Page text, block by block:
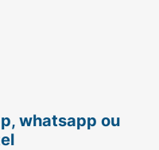
whatsapp ou